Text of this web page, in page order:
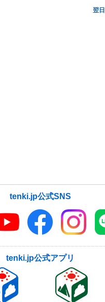
翌日
tenki.jp公式SNS
tenki.jp公式アプリ